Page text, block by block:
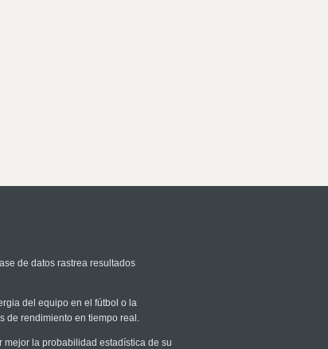
de datos rastrea resultados
del equipo en el fútbol o la
de rendimiento en tiempo real.
la probabilidad estadística de su